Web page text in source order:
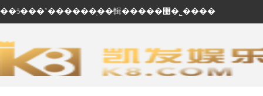
��ӭ���ʽ������ֽ��輯�����޹�˾����